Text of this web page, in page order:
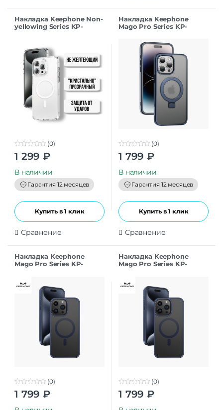
Накладка Keephone Non-
yellowing Series KP-
0
t
o
f
5
(0)
1 299 ₽
В наличии
Гарантия 12 месяцев
Купить в 1 клик
Сравнение
Накладка Keephone
Mago Pro Series KP-
titanium
0
t
o
f
5
(0)
1 799 ₽
В наличии
Гарантия 12 месяцев
Купить в 1 клик
Сравнение
Накладка Keephone
Mago Pro Series KP-
0
t
(0)
1 799 ₽
Накладка Keephone
Mago Pro Series KP-
0
t
(0)
1 799 ₽